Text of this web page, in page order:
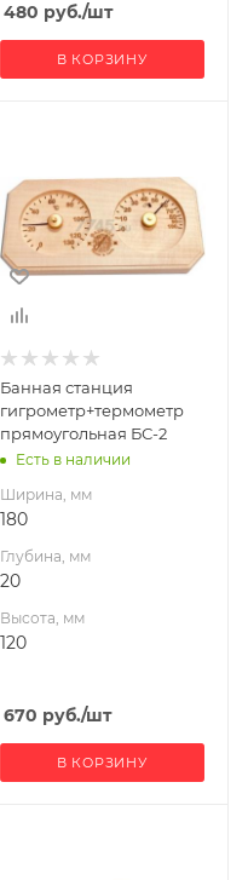
480 руб./шт
В КОРЗИНУ
Глубина, мм
20
Высота, мм
120
Банная станция
гигрометр+термометр
прямоугольная БС-2
Есть в наличии
Ширина, мм
180
Глубина, мм
20
Высота, мм
120
670 руб./шт
В КОРЗИНУ